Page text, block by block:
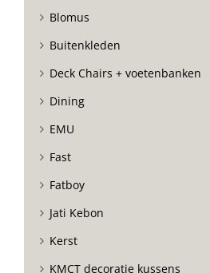
Blomus
Buitenkleden
Deck Chairs + voetenbanken
Dining
EMU
Fast
Fatboy
Jati Kebon
Kerst
KMCT decoratie kussens